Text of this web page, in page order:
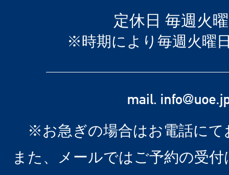
定休日 毎週火
※時期により毎週火曜
※お急ぎの場合はお電話にて
また、メールではご予約の受